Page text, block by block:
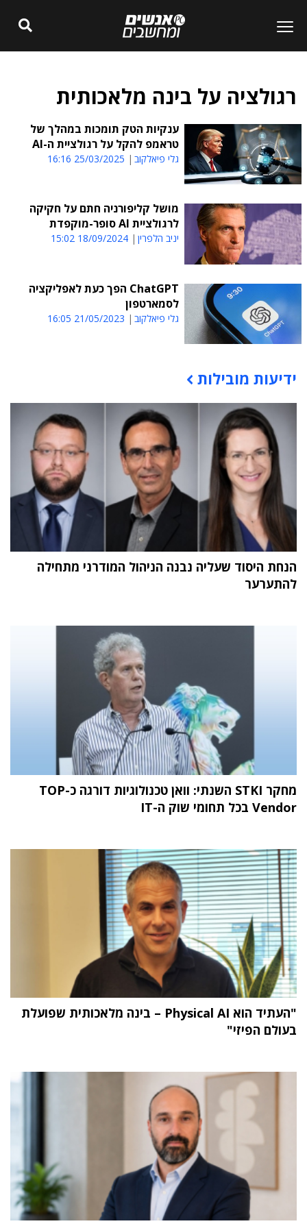
רגולציה על בינה מלאכותית
ענקיות הטק תומכות במהלך של
טראמפ להקל על רגולציית ה-AI
גלי פיאלקוב 25/03/2025 16:16
מושל קליפורניה חתם על חקיקה
לרגולציית AI סופר-מוקפדת
יניב הלפרין 18/09/2024 15:02
ChatGPT הפך כעת לאפליקציה
לסמארטפון
גלי פיאלקוב 21/05/2023 16:05
תוכן פרסומי
ידיעות מובילות
הנחת היסוד שעליה נבנה הניהול המודרני מתחילה
להתערער
מחקר STKI השנתי: וואן טכנולוגיות דורגה כ-TOP
Vendor בכל תחומי שוק ה-IT
"העתיד הוא Physical AI – בינה מלאכותית שפועלת
בעולם הפיזי"